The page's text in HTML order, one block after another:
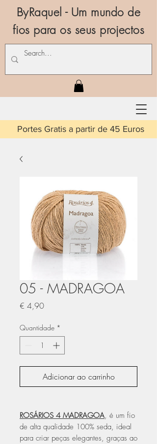
ByRaquel - Um mundo de
fios para os seus projectos
a partir de 45 Euros
05 - MADRAGOA
€ 4,90Preço
Quantidade *
Adicionar ao carrinho
ROSÁRIOS 4 MADRAGOA, é um fio
de alta qualidade 100% seda, ideal
para criar peças elegantes, graças ao